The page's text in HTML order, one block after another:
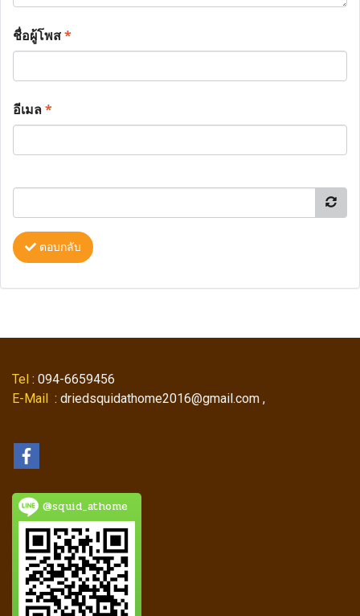
ชื่อผู้โพส*
อีเมล*
ตอบกลับ
Tel : 094-6659456
E-Mail : driedsquidathome2016@gmail.com ,
@squid_athome